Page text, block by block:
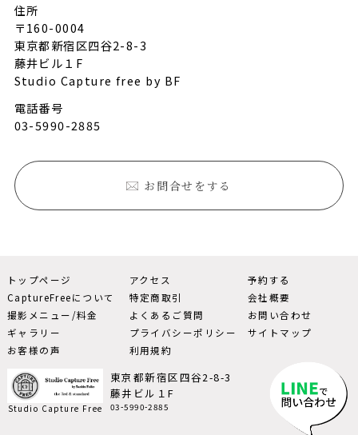
住所
〒160-0004
東京都新宿区四谷2-8-3
藤井ビル１F
Studio Capture free by BF
電話番号
03-5990-2885
お問合せをする
トップページ
CaptureFreeについて
撮影メニュー/料金
ギャラリー
お客様の声
アクセス
特定商取引
よくあるご質問
プライバシーポリシー
利用規約
予約する
会社概要
お問い合わせ
サイトマップ
Studio Capture Free
東京都新宿区四谷2-8-3
藤井ビル１F
03-5990-2885